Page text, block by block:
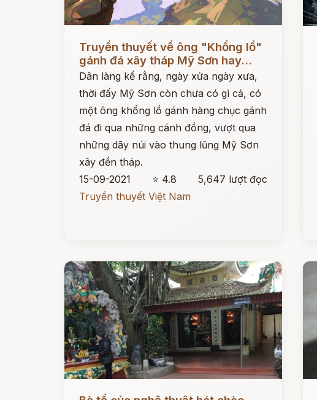
Đọc ngay
Truyền thuyết về ông "Khổng lồ"
gánh đá xây tháp Mỹ Sơn hay...
Dân làng kể rằng, ngày xửa ngày xưa,
thời đấy Mỹ Sơn còn chưa có gì cả, có
một ông khổng lồ gánh hàng chục gánh
đá đi qua những cánh đồng, vượt qua
những dãy núi vào thung lũng Mỹ Sơn
xây đền tháp.
15-09-2021
⭐ 4.8
5,647 lượt đọc
Truyền thuyết Việt Nam
Đọc ngay